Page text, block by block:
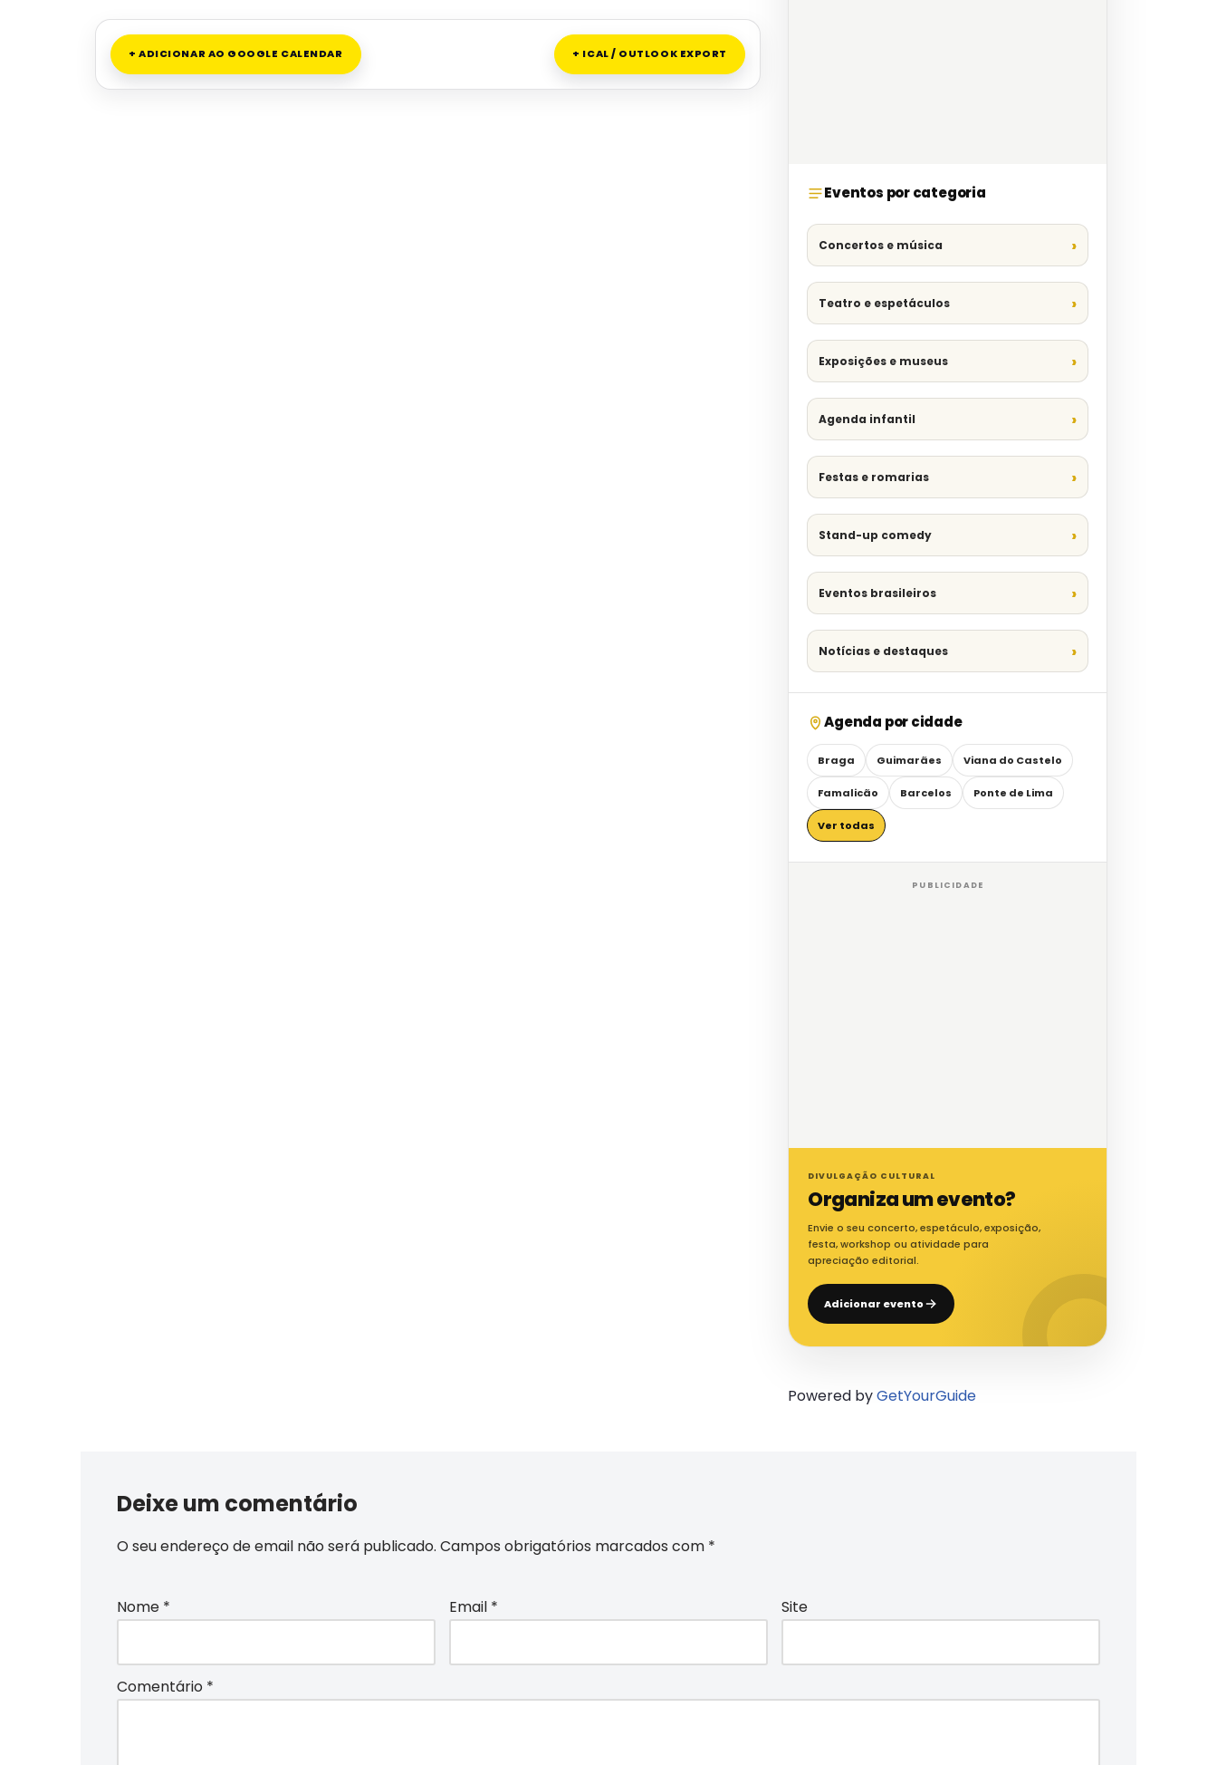
+ ADICIONAR AO GOOGLE CALENDAR + ICAL / OUTLOOK EXPORT
Eventos por categoria
Concertos e música
Teatro e espetáculos
Exposições e museus
Agenda infantil
Festas e romarias
Stand-up comedy
Eventos brasileiros
Notícias e destaques
Agenda por cidade
Braga Guimarães Viana do Castelo
Famalicão Barcelos Ponte de Lima
Ver todas
PUBLICIDADE
DIVULGAÇÃO CULTURAL
Organiza um evento?
Envie o seu concerto, espetáculo, exposição,
festa, workshop ou atividade para
apreciação editorial.
Adicionar evento
Powered byGetYourGuide
Deixe um comentário
O seu endereço de email não será publicado. Campos obrigatórios marcados com *
Nome * Email * Site
Comentário *